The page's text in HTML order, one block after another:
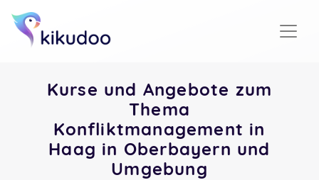
Kurse und Angebote zum
Thema
Konfliktmanagement in
Haag in Oberbayern und
Umgebung